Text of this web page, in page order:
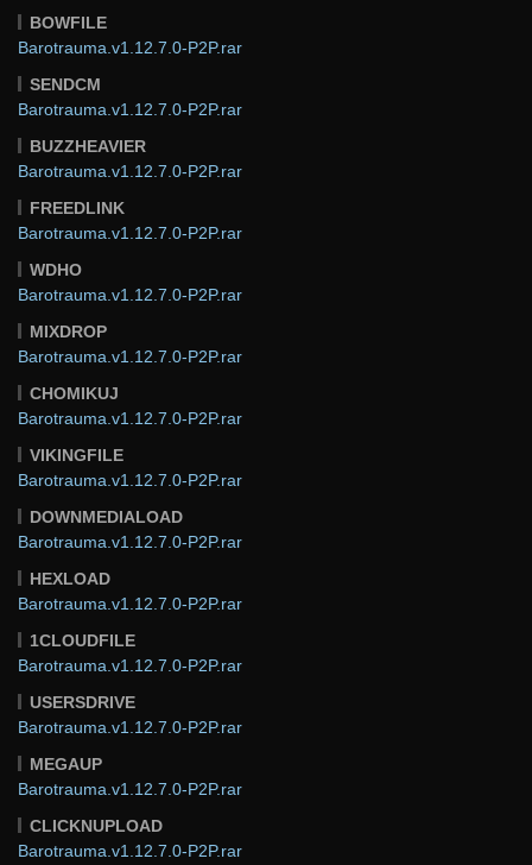
BOWFILE
Barotrauma.v1.12.7.0-P2P.rar
SENDCM
Barotrauma.v1.12.7.0-P2P.rar
BUZZHEAVIER
Barotrauma.v1.12.7.0-P2P.rar
FREEDLINK
Barotrauma.v1.12.7.0-P2P.rar
WDHO
Barotrauma.v1.12.7.0-P2P.rar
MIXDROP
Barotrauma.v1.12.7.0-P2P.rar
CHOMIKUJ
Barotrauma.v1.12.7.0-P2P.rar
VIKINGFILE
Barotrauma.v1.12.7.0-P2P.rar
DOWNMEDIALOAD
Barotrauma.v1.12.7.0-P2P.rar
HEXLOAD
Barotrauma.v1.12.7.0-P2P.rar
1CLOUDFILE
Barotrauma.v1.12.7.0-P2P.rar
USERSDRIVE
Barotrauma.v1.12.7.0-P2P.rar
MEGAUP
Barotrauma.v1.12.7.0-P2P.rar
CLICKNUPLOAD
Barotrauma.v1.12.7.0-P2P.rar